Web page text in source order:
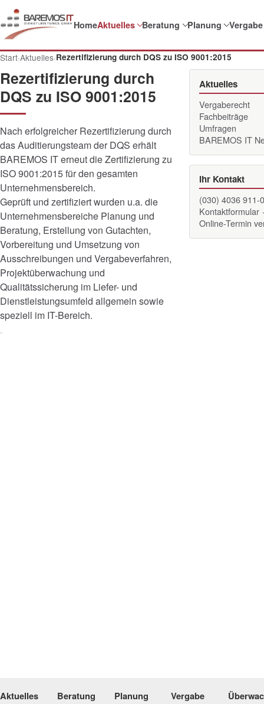
HomeAktuelles Beratung Planung Vergabe
Start·Aktuelles·Rezertifizierung durch DQS zu ISO 9001:2015
Rezertifizierung durch
DQS zu ISO 9001:2015
Nach erfolgreicher Rezertifizierung durch
das Auditierungsteam der DQS erhält
BAREMOS IT erneut die Zertifizierung zu
ISO 9001:2015 für den gesamten
Unternehmensbereich.
Geprüft und zertifiziert wurden u.a. die
Unternehmensbereiche Planung und
Beratung, Erstellung von Gutachten,
Vorbereitung und Umsetzung von
Ausschreibungen und Vergabeverfahren,
Projektüberwachung und
Qualitätssicherung im Liefer- und
Dienstleistungsumfeld allgemein sowie
speziell im IT-Bereich.
Aktuelles
Vergaberecht
Fachbeiträge
Umfragen
BAREMOS IT
Ihr Kontakt
(030) 4036 911-
Online-Termin
Aktuelles Beratung Planung Vergabe